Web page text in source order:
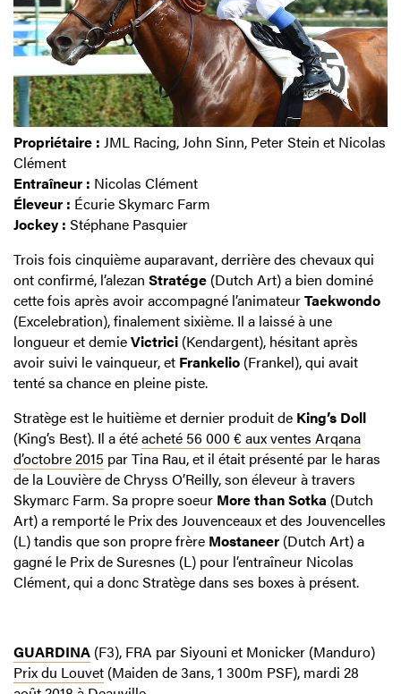
Propriétaire : JML Racing, John Sinn, Peter Stein et Nicolas
Clément
Entraîneur : Nicolas Clément
Éleveur : Écurie Skymarc Farm
Jockey : Stéphane Pasquier
Trois fois cinquième auparavant, derrière des chevaux qui
ont confirmé, l’alezan Stratége (Dutch Art) a bien dominé
cette fois après avoir accompagné l’animateurTaekwondo
(Excelebration), finalement sixième. Il a laissé à une
longueur et demieVictrici (Kendargent), hésitant après
avoir suivi le vainqueur, et Frankelio (Frankel), qui avait
tenté sa chance en pleine piste.
Stratège est le huitième et dernier produit de King’s Doll
(King’s Best). Il a étéacheté 56 000 € aux ventes Arqana
d’octobre 2015 par Tina Rau, et il était présenté par le haras
de la Louvière de Chryss O’Reilly, son éleveur à travers
Skymarc Farm. Sa propre soeur More than Sotka (Dutch
Art) a remporté le Prix des Jouvenceaux et des Jouvencelles
(L) tandis que son propre frère Mostaneer (Dutch Art) a
gagné le Prix de Suresnes (L) pour l’entraîneur Nicolas
Clément, qui a donc Stratège dans ses boxes à présent.
GUARDINA (F3), FRA par Siyouni et Monicker (Manduro)
Prix du Louvet (Maiden de 3ans, 1 300m PSF), mardi 28